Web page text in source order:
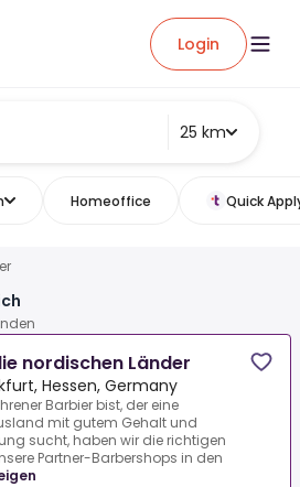
Login
25 km
Homeoffice Quick
nordischen Länder
Hessen, Germany
Barbier bist, der eine
mit gutem Gehalt und
sucht, haben wir die richtigen
Partner-Barbershops in den